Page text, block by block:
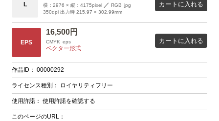
L 横：2976 × 縦：4175pixel ／RGB jpg
350dpi 出力時 215.97 × 302.99mm
カートに入れる
EPS
16,500円
CMYK eps
ベクター形式
カートに入れる
作品ID： 00000292
ライセンス種別： ロイヤリティフリー
使用許諾： 使用許諾を確認する
このページのURL：